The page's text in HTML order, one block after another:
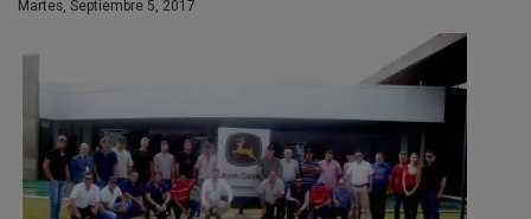
Martes, Septiembre 5, 2017